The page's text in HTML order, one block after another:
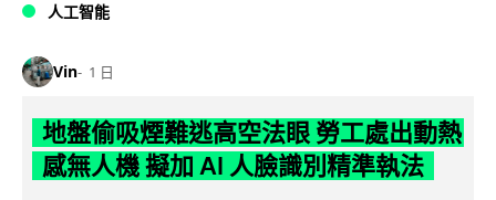
人工智能
Vin 1 日
地盤偷吸煙難逃高空法眼 勞工處出動熱
感無人機 擬加 AI 人臉識別精準執法